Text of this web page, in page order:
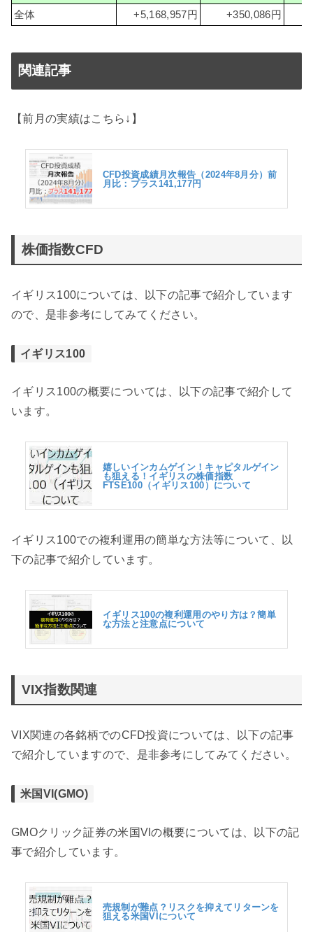
全体
+5,168,957円 +350,086円
関連記事
【前月の実績はこちら↓】
CFD投資成績月次報告（2024年8月分）前
月比：プラス141,177円
株価指数CFD
イギリス100については、以下の記事で紹介しています
ので、是非参考にしてみてください。
イギリス100
イギリス100の概要については、以下の記事で紹介して
います。
嬉しいインカムゲイン！キャピタルゲイン
も狙える！イギリスの株価指数
FTSE100（イギリス100）について
イギリス100での複利運用の簡単な方法等について、以
下の記事で紹介しています。
イギリス100の複利運用のやり方は？簡単
な方法と注意点について
VIX指数関連
VIX関連の各銘柄でのCFD投資については、以下の記事
で紹介していますので、是非参考にしてみてください。
米国VI(GMO)
GMOクリック証券の米国VIの概要については、以下の記
事で紹介しています。
売規制が難点？リスクを抑えてリターンを
狙える米国VIについて